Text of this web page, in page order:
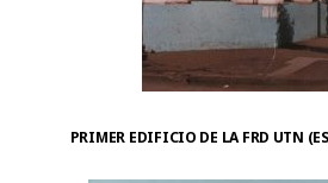
PRIMER EDIFICIO DE LA FRD UTN